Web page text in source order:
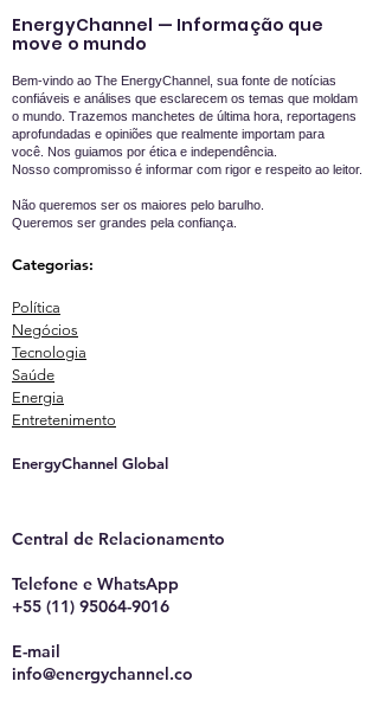
EnergyChannel — Informação que
move o mundo
Bem-vindo ao The EnergyChannel, sua fonte de notícias
confiáveis e análises que esclarecem os temas que moldam
o mundo. Trazemos manchetes de última hora, reportagens
aprofundadas e opiniões que realmente importam para
você. Nos guiamos por ética e independência.
Nosso compromisso é informar com rigor e respeito ao leitor.
Não queremos ser os maiores pelo barulho.
Queremos ser grandes pela confiança.
Categorias:
Política
Negócios
Tecnologia
Saúde
Energia
Entretenimento
EnergyChannel Global​
Central de Relacionamento
Telefone e WhatsApp
+55 (11) 95064-9016
E-mail
info@energychannel.co